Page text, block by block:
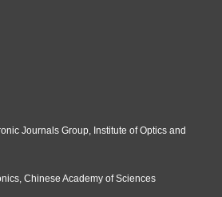
Journals Group, Institute of Optics and
Chinese Academy of Sciences